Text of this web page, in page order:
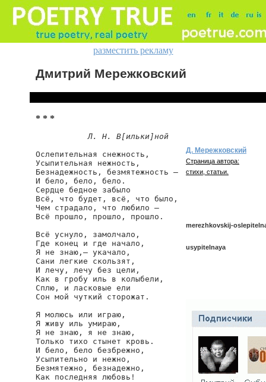
разместить рекламу
Дмитрий Мережковский
* * *
Л. Н. В[ильки]ной
Ослепительная снежность,
Усыпительная нежность,
Безнадежность, безмятежность —
И бело, бело, бело.
Сердце бедное забыло
Всё, что будет, всё, что было,
Чем страдало, что любило —
Всё прошло, прошло, прошло.
Всё уснуло, замолчало,
Где конец и где начало,
Я не знаю,— укачало,
Сани легкие скользят,
И лечу, лечу без цели,
Как в гробу иль в колыбели,
Сплю, и ласковые ели
Сон мой чуткий сторожат.
Я молюсь или играю,
Я живу иль умираю,
Я не знаю, я не знаю,
Только тихо стынет кровь.
И бело, бело безбрежно,
Усыпительно и нежно,
Безмятежно, безнадежно,
Как последняя любовь!
Д. Мережковский
Страница автора:
стихи, статьи.
merezhkovskij-
usypitelnaya